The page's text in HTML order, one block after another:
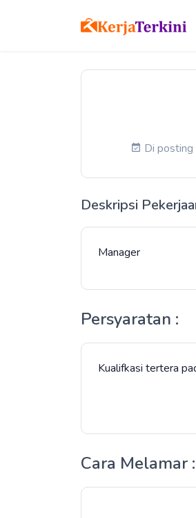
Di
Deskripsi
Manager
Persyaratan :
Kualifkasi tertera
Cara Melamar :